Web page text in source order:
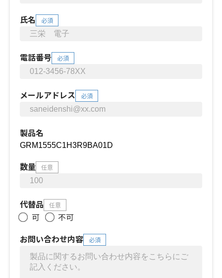
氏名 必須
電話番号 必須
メールアドレス 必須
製品名
数量 任意
代替品 任意
可
不可
お問い合わせ内容
必須